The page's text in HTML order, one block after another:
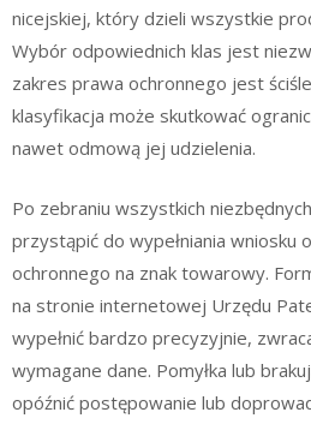
nicejskiej, który dzieli wszystkie
Wybór odpowiednich klas jest
zakres prawa ochronnego jest
klasyfikacja może skutkować
nawet odmową jej udzielenia.
Po zebraniu wszystkich
przystąpić do wypełniania wniosku
ochronnego na znak towarowy.
na stronie internetowej Urzędu
wypełnić bardzo precyzyjnie,
wymagane dane. Pomyłka lub
opóźnić postępowanie lub